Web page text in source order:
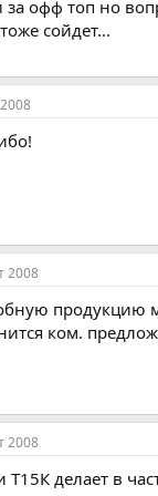
за офф топ но
сойдет...
2008
продукцию
ком.
2008
Т15К делает в